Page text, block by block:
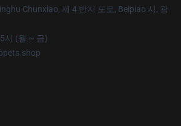
Chunxiao, 제 4 반지 도로, Beipiao 시, 광
시 (월 ~ 금)